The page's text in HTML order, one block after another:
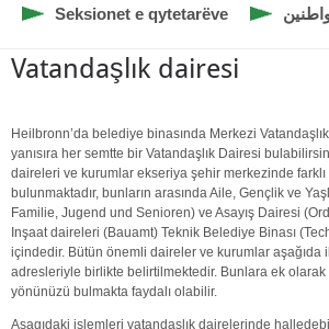
Seksionet e qytetarëve
Vatandaşlık dairesi
Heilbronn’da belediye binasında Merkezi
yanısıra her semtte bir Vatandaşlık Dairesi
daireleri ve kurumlar ekseriya şehir merkezinde farklı
bulunmaktadır, bunların arasında Aile, Gençlik ve
Familie, Jugend und Senioren) ve Asayış Dairesi
Inşaat daireleri (Bauamt) Teknik Belediye Binası
içindedir. Bütün önemli daireler ve kurumlar aşağıda
adresleriyle birlikte belirtilmektedir. Bunlara ek olarak
yönünüzü bulmakta faydalı olabilir.
Aşagıdaki işlemleri vatandaşlık dairelerinde